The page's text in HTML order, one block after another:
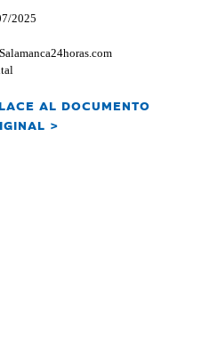
2025
AL DOCUMENTO
>